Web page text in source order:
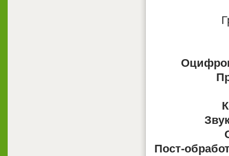
Пост-